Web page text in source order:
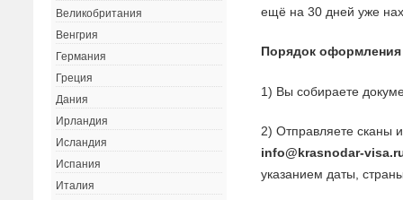
ещё на 30 дней уже
Порядок
1) Вы собираете
2) Отправляете сканы
info@krasnodar-
указанием даты,
Великобритания
Венгрия
Германия
Греция
Дания
Ирландия
Исландия
Испания
Италия